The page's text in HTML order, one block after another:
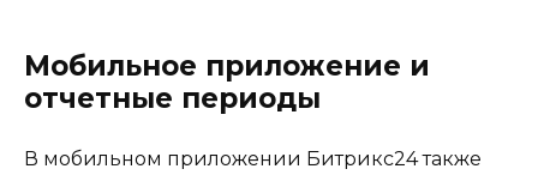
Мобильное приложение и
отчетные периоды
В мобильном приложении Битрикс24 также